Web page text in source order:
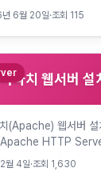
만, 아파치는 여전히…
6월 20일·조회 115
파치 웹서버 설
(Apache) 웹서버
HTTP
소프트웨어입…
월 4일·조회 1,630